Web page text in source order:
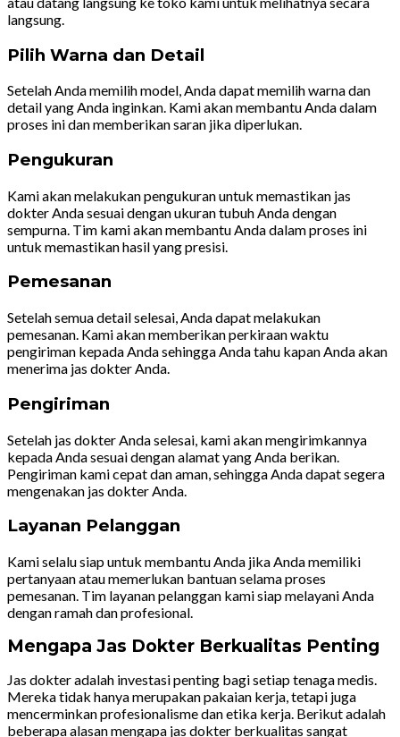
langsung.
Pilih Warna dan Detail
Setelah Anda memilih model, Anda dapat memilih warna dan
detail yang Anda inginkan. Kami akan membantu Anda dalam
proses ini dan memberikan saran jika diperlukan.
Pengukuran
Kami akan melakukan pengukuran untuk memastikan jas
dokter Anda sesuai dengan ukuran tubuh Anda dengan
sempurna. Tim kami akan membantu Anda dalam proses ini
untuk memastikan hasil yang presisi.
Pemesanan
Setelah semua detail selesai, Anda dapat melakukan
pemesanan. Kami akan memberikan perkiraan waktu
pengiriman kepada Anda sehingga Anda tahu kapan Anda akan
menerima jas dokter Anda.
Pengiriman
Setelah jas dokter Anda selesai, kami akan mengirimkannya
kepada Anda sesuai dengan alamat yang Anda berikan.
Pengiriman kami cepat dan aman, sehingga Anda dapat segera
mengenakan jas dokter Anda.
Layanan Pelanggan
Kami selalu siap untuk membantu Anda jika Anda memiliki
pertanyaan atau memerlukan bantuan selama proses
pemesanan. Tim layanan pelanggan kami siap melayani Anda
dengan ramah dan profesional.
Mengapa Jas Dokter Berkualitas Penting
Jas dokter adalah investasi penting bagi setiap tenaga medis.
Mereka tidak hanya merupakan pakaian kerja, tetapi juga
mencerminkan profesionalisme dan etika kerja. Berikut adalah
beberapa alasan mengapa jas dokter berkualitas sangat